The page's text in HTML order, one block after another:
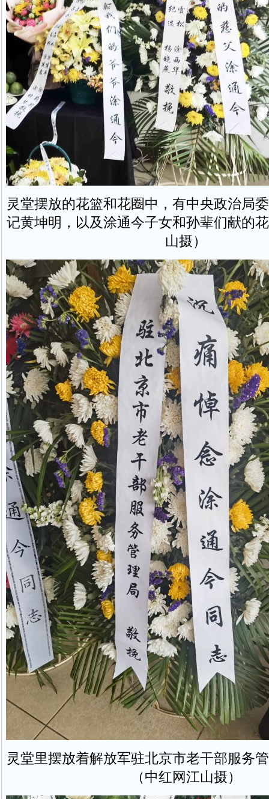
灵堂摆放的花篮和花圈中，有中央政治局
记黄坤明，以及涂通今子女和孙辈们献的
山摄）
灵堂里摆放着解放军驻北京市老干部服务
（中红网江山摄）